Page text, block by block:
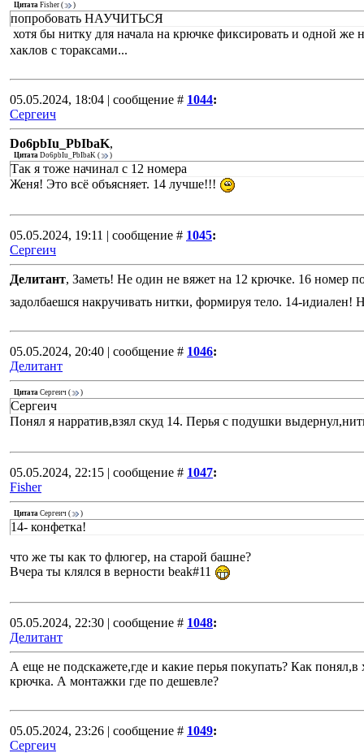
Цитата Fisher ( )
попробовать НАУЧИТЬСЯ
хотя бы нитку для начала на крючке фиксировать и одной же
хаклов с тораксами...
05.05.2024, 18:04 | сообщение # 1044:
Сергеич
Do6pbIu_PbIbaK,
Цитата Do6pbIu_PbIbaK ( )
Так я тоже начинал с 12 номера
Женя! Это всё объясняет. 14 лучше!!!
05.05.2024, 19:11 | сообщение # 1045:
Сергеич
Делитант, Заметь! Не один не вяжет на 12 крючке. 16 номер
задолбаешся накручивать нитки, формируя тело. 14-идиален!
05.05.2024, 20:40 | сообщение # 1046:
Делитант
Цитата Сергеич ( )
Сергеич
Понял я нарратив,взял скуд 14. Перья с подушки
05.05.2024, 22:15 | сообщение # 1047:
Fisher
Цитата Сергеич ( )
14- конфетка!
что же ты как то флюгер, на старой башне?
Вчера ты клялся в верности beak#11
05.05.2024, 22:30 | сообщение # 1048:
Делитант
А еще не подскажете,где и какие перья покупать? Как
крючка. А монтажки где по дешевле?
05.05.2024, 23:26 | сообщение # 1049:
Сергеич